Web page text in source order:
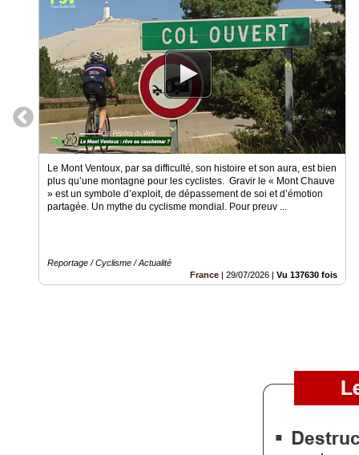
Médias
groupe
Blogs
Prémium
Inscription
Le Mont Ventoux, par sa difficulté, son histoire et son aura, est bien
plus qu’une montagne pour les cyclistes. Gravir le « Mont Chauve
» est un symbole d’exploit, de dépassement de soi et d’émotion
partagée. Un mythe du cyclisme mondial. Pour preuv ...
Reportage / Cyclisme / Actualité
France | 29/07/2026 | Vu 137630 fois